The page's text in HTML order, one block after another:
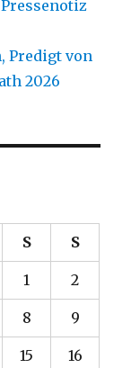
Predigt von
2026
S S
1 2
8 9
15 16